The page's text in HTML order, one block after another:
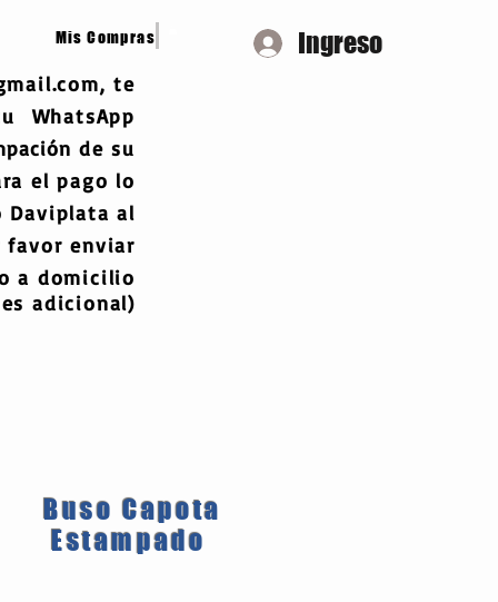
Mis Compras Ingreso
, te
WhatsApp
de su
el pago lo
Daviplata al
favor enviar
a domicilio
adicional)
Buso Capota
Estampado